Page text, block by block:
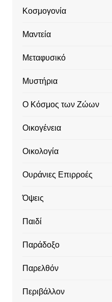
Κοσμογονία
Μαντεία
Μεταφυσικό
Μυστήρια
Ο Κόσμος των Ζώων
Οικογένεια
Οικολογία
Ουράνιες Επιρροές
Όψεις
Παιδί
Παράδοξο
Παρελθόν
Περιβάλλον